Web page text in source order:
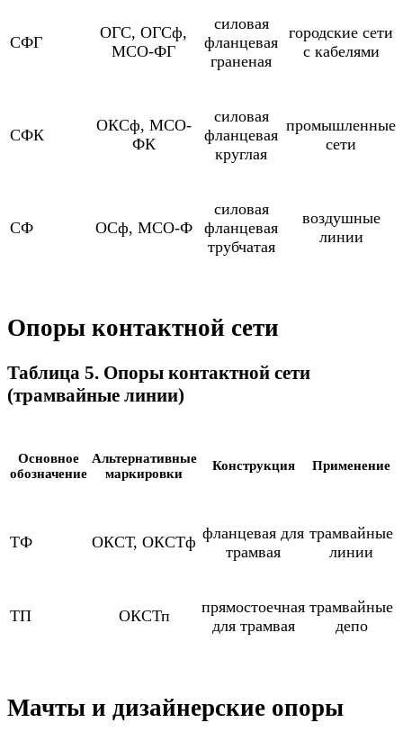
СФГ
ОГС, ОГСф,
МСО-ФГ
силовая
фланцевая
граненая
городские сети
с кабелями
СФК
ОКСф, МСО-
ФК
силовая
фланцевая
круглая
промышленные
сети
СФ ОСф, МСО-Ф
силовая
фланцевая
трубчатая
воздушные
линии
Опоры контактной сети
Таблица 5. Опоры контактной сети
(трамвайные линии)
Основное
обозначение
Альтернативные
маркировки
Конструкция Применение
ТФ ОКСТ, ОКСТф фланцевая для
трамвая
трамвайные
линии
ТП ОКСТп
прямостоечная
для трамвая
трамвайные
депо
Мачты и дизайнерские опоры